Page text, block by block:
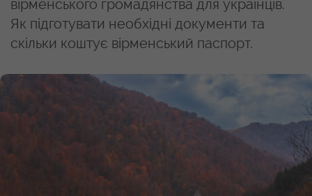
вірменського громадянства для українців.
Як підготувати необхідні документи та
скільки коштує вірменський паспорт.